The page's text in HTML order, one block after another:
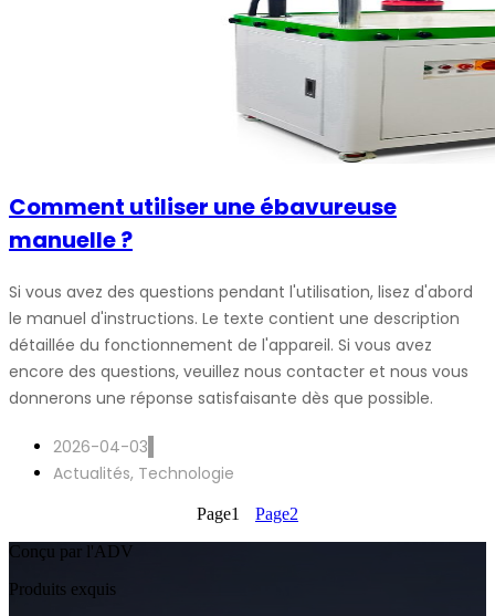
Comment utiliser une ébavureuse
manuelle ?
Si vous avez des questions pendant l'utilisation, lisez d'abord
le manuel d'instructions. Le texte contient une description
détaillée du fonctionnement de l'appareil. Si vous avez
encore des questions, veuillez nous contacter et nous vous
donnerons une réponse satisfaisante dès que possible.
2026-04-03
Actualités, Technologie
Page1 Page2
Conçu par l'ADV
Produits exquis